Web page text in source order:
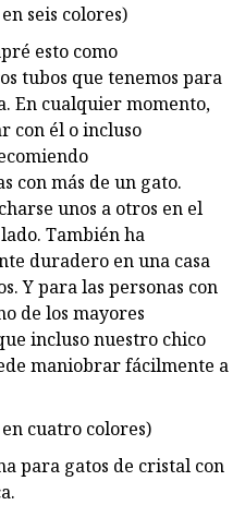
seis colores)
esto como
tubos que tenemos para
En cualquier momento,
con él o incluso
con más de un gato.
unos a otros en el
También ha
duradero en una casa
Y para las personas con
de los mayores
incluso nuestro chico
maniobrar fácilmente a
cuatro colores)
para gatos de cristal con